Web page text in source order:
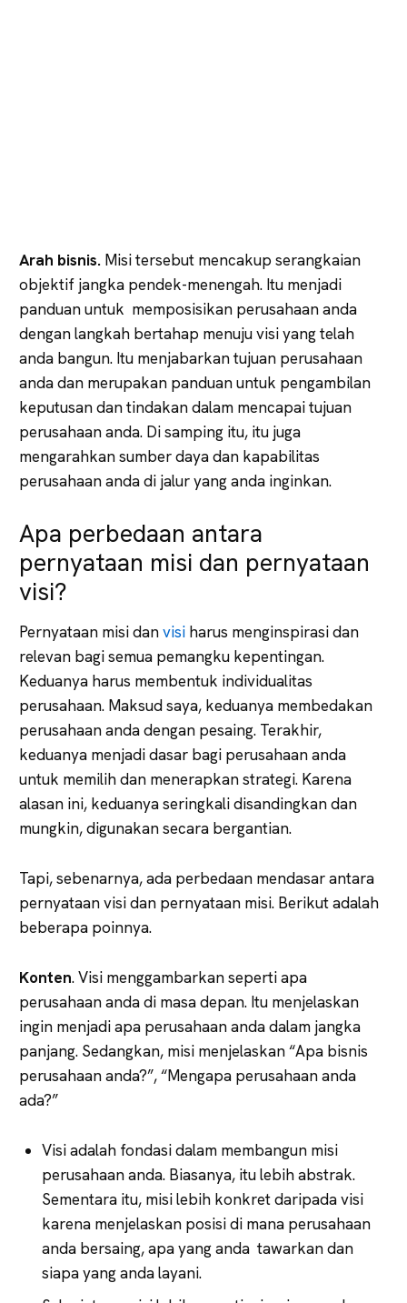
Arah bisnis. Misi tersebut mencakup serangkaian
objektif jangka pendek-menengah. Itu menjadi
panduan untuk memposisikan perusahaan anda
dengan langkah bertahap menuju visi yang telah
anda bangun. Itu menjabarkan tujuan perusahaan
anda dan merupakan panduan untuk pengambilan
keputusan dan tindakan dalam mencapai tujuan
perusahaan anda. Di samping itu, itu juga
mengarahkan sumber daya dan kapabilitas
perusahaan anda di jalur yang anda inginkan.
Apa perbedaan antara
pernyataan misi dan pernyataan
visi?
Pernyataan misi danvisi harus menginspirasi dan
relevan bagi semua pemangku kepentingan.
Keduanya harus membentuk individualitas
perusahaan. Maksud saya, keduanya membedakan
perusahaan anda dengan pesaing. Terakhir,
keduanya menjadi dasar bagi perusahaan anda
untuk memilih dan menerapkan strategi. Karena
alasan ini, keduanya seringkali disandingkan dan
mungkin, digunakan secara bergantian.
Tapi, sebenarnya, ada perbedaan mendasar antara
pernyataan visi dan pernyataan misi. Berikut adalah
beberapa poinnya.
Konten. Visi menggambarkan seperti apa
perusahaan anda di masa depan. Itu menjelaskan
ingin menjadi apa perusahaan anda dalam jangka
panjang. Sedangkan, misi menjelaskan “Apa bisnis
perusahaan anda?”, “Mengapa perusahaan anda
ada?”
Visi adalah fondasi dalam membangun misi
perusahaan anda. Biasanya, itu lebih abstrak.
Sementara itu, misi lebih konkret daripada visi
karena menjelaskan posisi di mana perusahaan
anda bersaing, apa yang anda tawarkan dan
siapa yang anda layani.